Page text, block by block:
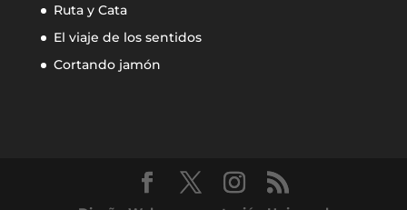
Ruta y Cata
El viaje de los sentidos
Cortando jamón